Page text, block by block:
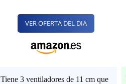
VER OFERTA DEL DIA
Tiene 3 ventiladores de 11 cm que